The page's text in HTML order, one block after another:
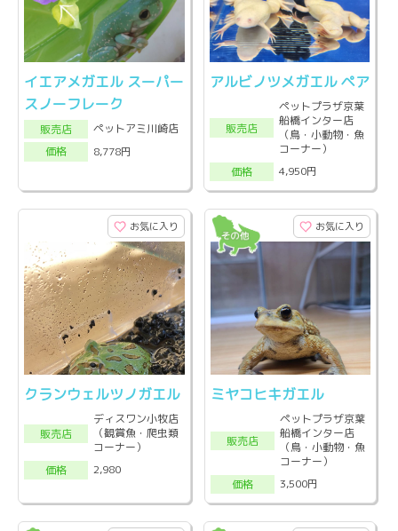
イエアメガエル スーパー
スノーフレーク
販売店
ペットアミ川崎店
価格
8,778円
アルビノツメガエル ペア
販売店
ペットプラザ京葉
船橋インター店
（鳥・小動物・魚
コーナー）
価格
4,950円
お気に入り
クランウェルツノガエル
販売店
ディスワン小牧店
（観賞魚・爬虫類
コーナー）
価格
2,980
お気に入り
ミヤコヒキガエル
販売店
ペットプラザ京葉
船橋インター店
（鳥・小動物・魚
コーナー）
価格
3,500円